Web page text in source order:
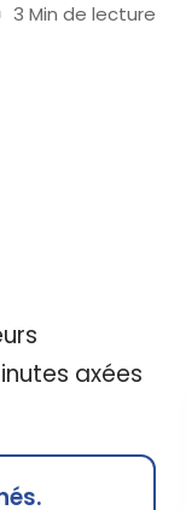
3 Min de lecture
axées